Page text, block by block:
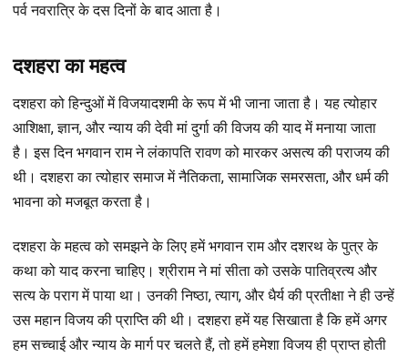
पर्व नवरात्रि के दस दिनों के बाद आता है।
दशहरा का महत्व
दशहरा को हिन्दुओं में विजयादशमी के रूप में भी जाना जाता है। यह त्योहार
आशिक्षा, ज्ञान, और न्याय की देवी मां दुर्गा की विजय की याद में मनाया जाता
है। इस दिन भगवान राम ने लंकापति रावण को मारकर असत्य की पराजय की
थी। दशहरा का त्योहार समाज में नैतिकता, सामाजिक समरसता, और धर्म की
भावना को मजबूत करता है।
दशहरा के महत्व को समझने के लिए हमें भगवान राम और दशरथ के पुत्र के
कथा को याद करना चाहिए। श्रीराम ने मां सीता को उसके पातिव्रत्य और
सत्य के पराग में पाया था। उनकी निष्ठा, त्याग, और धैर्य की प्रतीक्षा ने ही उन्हें
उस महान विजय की प्राप्ति की थी। दशहरा हमें यह सिखाता है कि हमें अगर
हम सच्चाई और न्याय के मार्ग पर चलते हैं, तो हमें हमेशा विजय ही प्राप्त होती